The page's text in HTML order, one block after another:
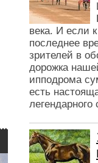
века. И если
последнее
зрителей в
дорожка
ипподрома
есть